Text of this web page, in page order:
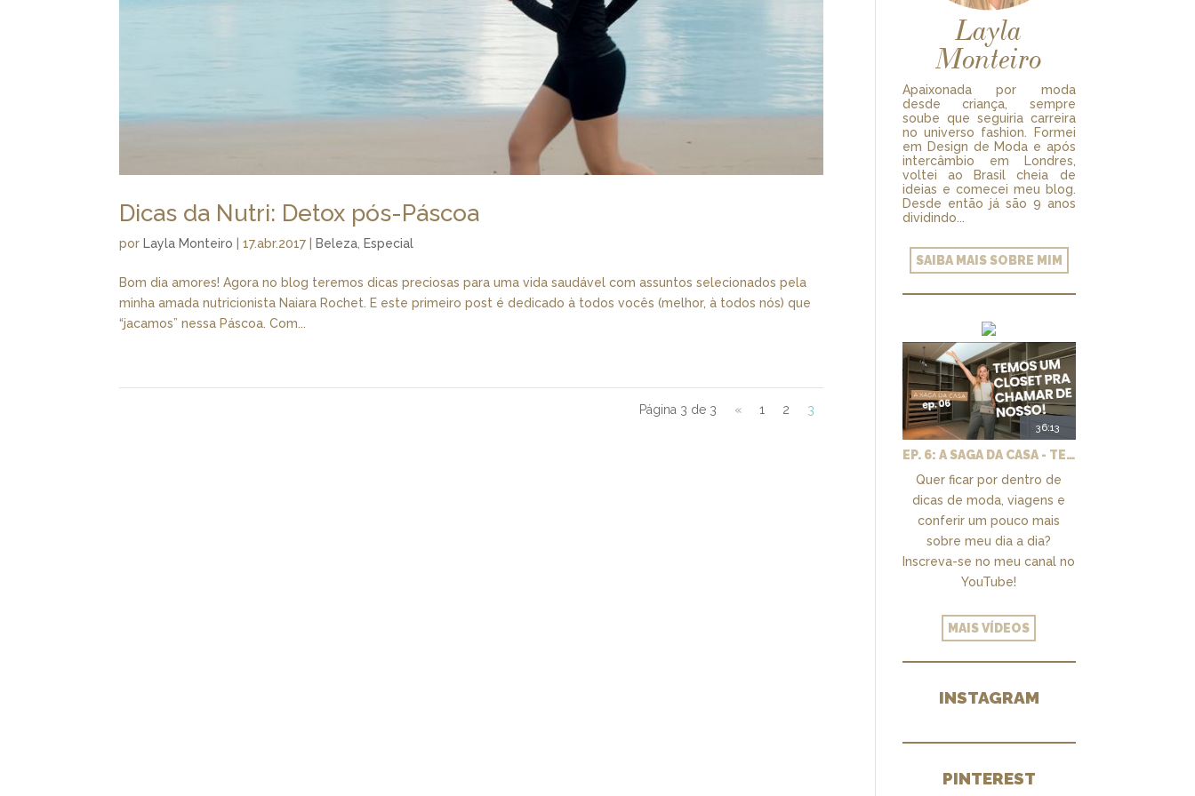
Dicas da Nutri: Detox pós-Páscoa
porLayla Monteiro |17.abr.2017 |Beleza,Especial
Bom dia amores! Agora no blog teremos dicas preciosas para uma vida saudável com assuntos selecionados pela
minha amada nutricionista Naiara Rochet. E este primeiro post é dedicado à todos vocês (melhor, à todos nós) que
“jacamos” nessa Páscoa. Com...
Página 3 de 3 « 1 2 3
Layla
Monteiro
Apaixonada por moda
desde criança, sempre
soube que seguiria carreira
no universo fashion. Formei
em Design de Moda e após
intercâmbio em Londres,
voltei ao Brasil cheia de
ideias e comecei meu blog.
Desde então já são 9 anos
dividindo...
SAIBA MAIS SOBRE MIM
36:13
EP. 6: A SAGA DA CASA - TEMOS UM CLOSET PRA CHAMAR DE NOSSO + MARCENARIA E PAISAGISMO
Quer ficar por dentro de
dicas de moda, viagens e
conferir um pouco mais
sobre meu dia a dia?
Inscreva-se no meu canal no
YouTube!
MAIS VÍDEOS
INSTAGRAM
PINTEREST